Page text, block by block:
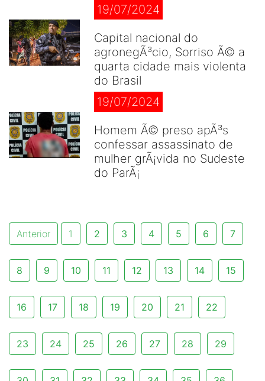
19/07/2024
Capital nacional do
agronegÃ³cio, Sorriso Ã© a
quarta cidade mais violenta
do Brasil
19/07/2024
Homem Ã© preso apÃ³s
confessar assassinato de
mulher grÃ¡vida no Sudeste
do ParÃ¡
Anterior 1 2 3 4 5 6 7
8 9 10 11 12 13 14 15
16 17 18 19 20 21 22
23 24 25 26 27 28 29